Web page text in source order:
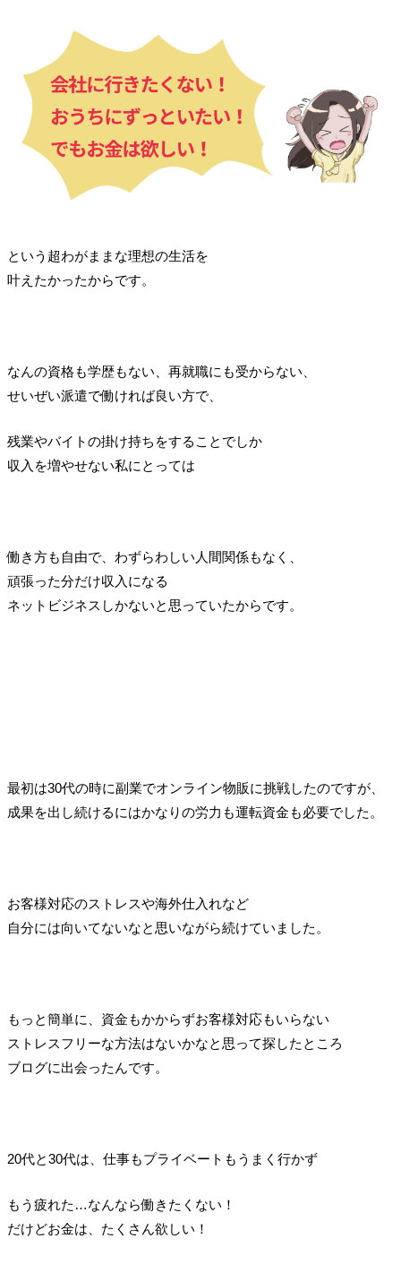
という超わがままな理想の生活を
叶えたかったからです。
なんの資格も学歴もない、再就職にも受からない、
せいぜい派遣で働ければ良い方で、
残業やバイトの掛け持ちをすることでしか
収入を増やせない私にとっては
働き方も自由で、わずらわしい人間関係もなく、
頑張った分だけ収入になる
ネットビジネスしかないと思っていたからです。
最初は30代の時に副業でオンライン物販に挑戦したのですが、
成果を出し続けるにはかなりの労力も運転資金も必要でした。
お客様対応のストレスや海外仕入れなど
自分には向いてないなと思いながら続けていました。
もっと簡単に、資金もかからずお客様対応もいらない
ストレスフリーな方法はないかなと思って探したところ
ブログに出会ったんです。
20代と30代は、仕事もプライベートもうまく行かず
もう疲れた…なんなら働きたくない！
だけどお金は、たくさん欲しい！